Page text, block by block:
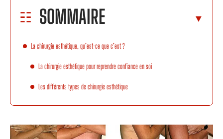
SOMMAIRE
La chirurgie esthétique, qu’est-ce que c’est ?
La chirurgie esthétique pour reprendre confiance en soi
Les différents types de chirurgie esthétique